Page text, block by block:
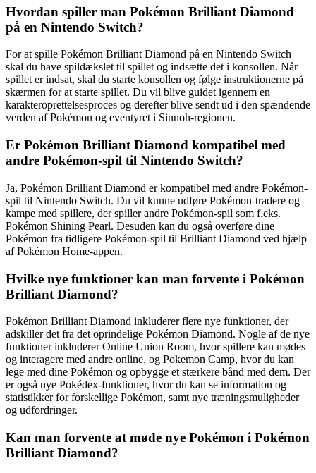
Hvordan spiller man Pokémon Brilliant Diamond
på en Nintendo Switch?
For at spille Pokémon Brilliant Diamond på en Nintendo Switch
skal du have spildækslet til spillet og indsætte det i konsollen. Når
spillet er indsat, skal du starte konsollen og følge instruktionerne på
skærmen for at starte spillet. Du vil blive guidet igennem en
karakteroprettelsesproces og derefter blive sendt ud i den spændende
verden af Pokémon og eventyret i Sinnoh-regionen.
Er Pokémon Brilliant Diamond kompatibel med
andre Pokémon-spil til Nintendo Switch?
Ja, Pokémon Brilliant Diamond er kompatibel med andre Pokémon-
spil til Nintendo Switch. Du vil kunne udføre Pokémon-tradere og
kampe med spillere, der spiller andre Pokémon-spil som f.eks.
Pokémon Shining Pearl. Desuden kan du også overføre dine
Pokémon fra tidligere Pokémon-spil til Brilliant Diamond ved hjælp
af Pokémon Home-appen.
Hvilke nye funktioner kan man forvente i Pokémon
Brilliant Diamond?
Pokémon Brilliant Diamond inkluderer flere nye funktioner, der
adskiller det fra det oprindelige Pokémon Diamond. Nogle af de nye
funktioner inkluderer Online Union Room, hvor spillere kan mødes
og interagere med andre online, og Pokemon Camp, hvor du kan
lege med dine Pokémon og opbygge et stærkere bånd med dem. Der
er også nye Pokédex-funktioner, hvor du kan se information og
statistikker for forskellige Pokémon, samt nye træningsmuligheder
og udfordringer.
Kan man forvente at møde nye Pokémon i Pokémon
Brilliant Diamond?